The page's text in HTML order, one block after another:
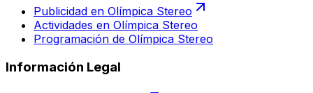
Publicidad en Olímpica Stereo
Actividades en Olímpica Stereo
Programación de Olímpica Stereo
Información Legal